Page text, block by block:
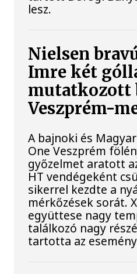
lesz.
Nielsen
Imre két
mutatkozott
Veszprém-
A bajnoki és
One Veszprém
győzelmet aratott
HT vendégeként
sikerrel kezdte a
mérkőzések sorát.
együttese nagy
találkozó nagy
tartotta az